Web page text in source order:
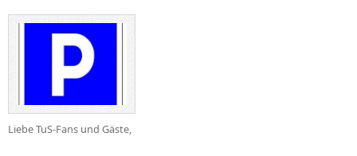
Liebe TuS-Fans und Gäste,